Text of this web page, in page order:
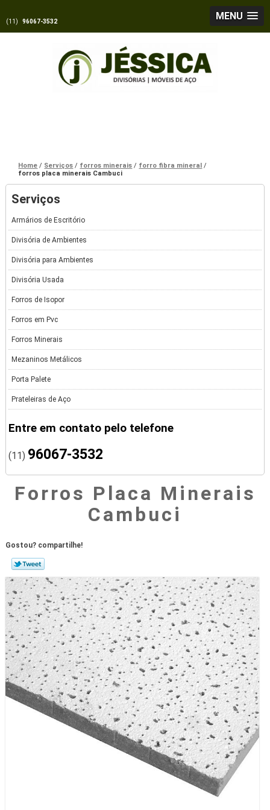
MENU
(11) 96067-3532
Home Serviços forros minerais
forro fibra mineral
forros placa minerais Cambuci
Serviços
Armários de Escritório
Divisória de Ambientes
Divisória para Ambientes
Divisória Usada
Forros de Isopor
Forros em Pvc
Forros Minerais
Mezaninos Metálicos
Porta Palete
Prateleiras de Aço
Entre em contato pelo telefone
(11) 96067-3532
Forros Placa Minerais
Cambuci
Gostou? compartilhe!